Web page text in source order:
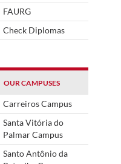
FAURG
Check Diplomas
OUR CAMPUSES
Carreiros Campus
Santa Vitória do
Palmar Campus
Santo Antônio da